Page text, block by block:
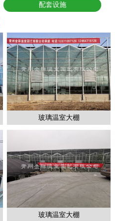
配套设施
玻璃温室大棚
玻璃温室大棚